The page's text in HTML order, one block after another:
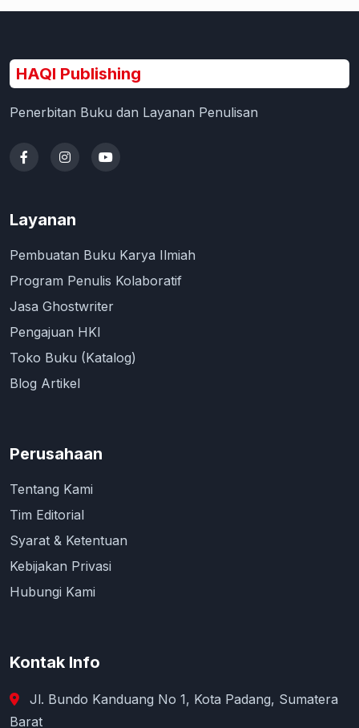
HAQI Publishing
Penerbitan Buku dan Layanan Penulisan
Layanan
Pembuatan Buku Karya Ilmiah
Program Penulis Kolaboratif
Jasa Ghostwriter
Pengajuan HKI
Toko Buku (Katalog)
Blog Artikel
Perusahaan
Tentang Kami
Tim Editorial
Syarat & Ketentuan
Kebijakan Privasi
Hubungi Kami
Kontak Info
Jl. Bundo Kanduang No 1, Kota Padang, Sumatera
Barat